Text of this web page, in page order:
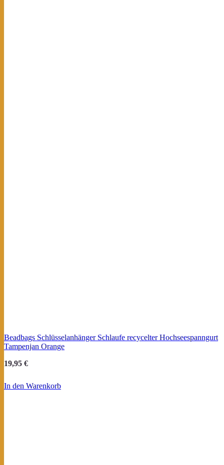
Beadbags Schlüsselanhänger Schlaufe recycelter Hochseespanngurt
Tampenjan Orange
19,95 €
In den Warenkorb